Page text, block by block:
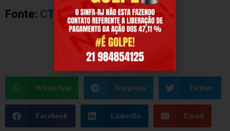
Fonte: CTB
WhatsApp Telegram Twitter
Facebook LinkedIn Email